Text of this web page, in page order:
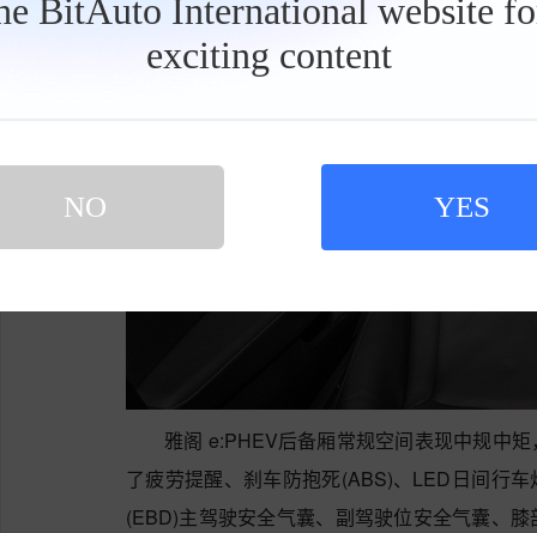
BitAuto International website
exciting content
NO YES
雅阁 e:PHEV后备厢常规空间表现中规中
了疲劳提醒、刹车防抱死(ABS)、LED日间行
(EBD)主驾驶安全气囊、副驾驶位安全气囊、